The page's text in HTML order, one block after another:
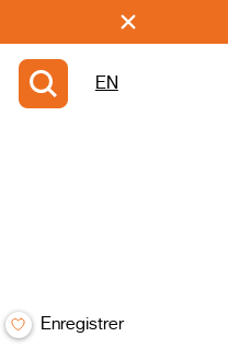
EN
Enregistrer